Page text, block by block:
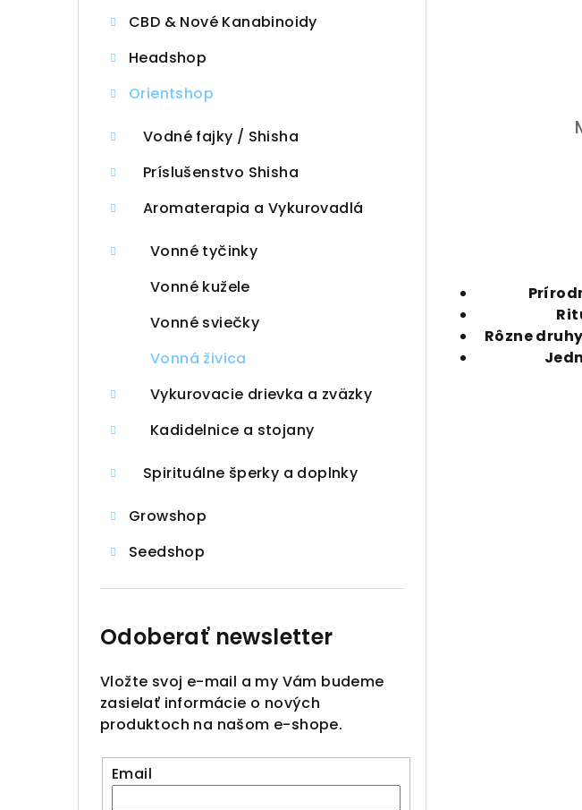
CBD & Nové Kanabinoidy
Headshop
Orientshop
Vodné fajky / Shisha
Príslušenstvo Shisha
Aromaterapia a Vykurovadlá
Vonné tyčinky
Vonné kužele
Vonné sviečky
Vonná živica
Vykurovacie drievka a zväzky
Kadidelnice a stojany
Spirituálne šperky a doplnky
Growshop
Seedshop
Odoberať newsletter
Vložte svoj e-mail a my Vám budeme
zasielať informácie o nových
produktoch na našom e-shope.
Email
Rôzne druhy